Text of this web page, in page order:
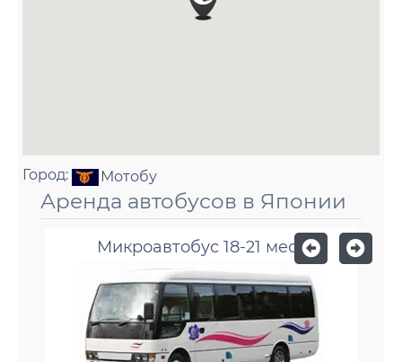
Город: Мотобу
Аренда автобусов в Японии
Микроавтобус 18-21 мест